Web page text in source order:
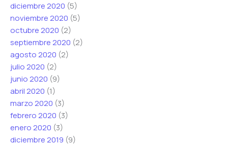
diciembre 2020 (5)
noviembre 2020 (5)
octubre 2020 (2)
septiembre 2020 (2)
agosto 2020 (2)
julio 2020 (2)
junio 2020 (9)
abril 2020 (1)
marzo 2020 (3)
febrero 2020 (3)
enero 2020 (3)
diciembre 2019 (9)